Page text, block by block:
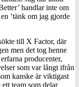
handlar inte om
’tänk om jag gjorde
till X Factor, där
men det tog henne
producenter,
som var långt ifrån
kanske är viktigast
team som delar